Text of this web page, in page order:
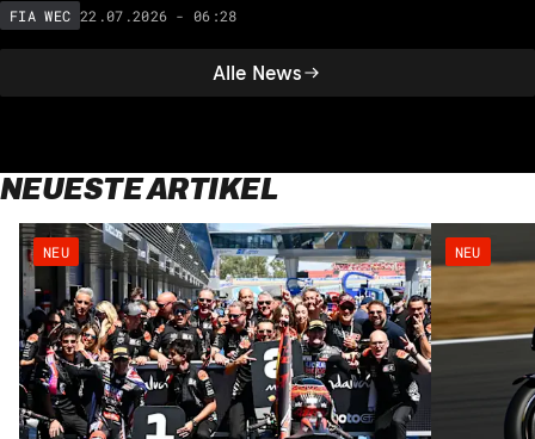
Alle News
FIA WEC 22.07.2026 - 06:28
NEUESTE ARTIKEL
NEU NEU